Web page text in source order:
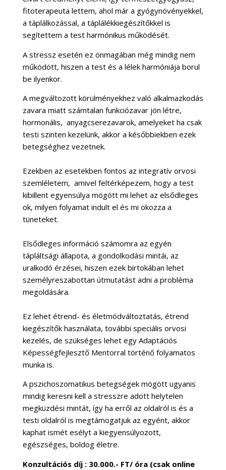
fitoterapeuta lettem, ahol már a gyógynövényekkel,
a táplálkozással, a táplálékkiegészítőkkel is
segítettem a test harmónikus működését.
A stressz esetén ez önmagában még mindig nem
működött, hiszen a test és a lélek harmóniája borul
be ilyenkor.
A megváltozott körülményekhez való alkalmazkodás
zavara miatt számtalan funkciózavar jön létre,
hormonális, anyagcserezavarok, amelyeket ha csak
testi szinten kezelünk, akkor a későbbiekben ezek
betegséghez vezetnek.
Ezekben az esetekben fontos az integratív orvosi
szemléletem, amivel feltérképezem, hogy a test
kibillent egyensúlya mögött mi lehet az elsődleges
ok, milyen folyamat indult el és mi okozza a
tüneteket.
Elsődleges információ számomra az egyén
tápláltsági állapota, a gondolkodási mintái, az
uralkodó érzései, hiszen ezek birtokában lehet
személyreszabottan útmutatást adni a probléma
megoldására.
Ez lehet étrend- és életmódváltoztatás, étrend
kiegészítők használata, további speciális orvosi
kezelés, de szükséges lehet egy Adaptációs
Képességfejlesztő Mentorral történő folyamatos
munka is.
A pszichoszomatikus betegségek mögött ugyanis
mindig keresni kell a stresszre adott helytelen
megküzdési mintát, így ha erről az oldalról is és a
testi oldalról is megtámogatjuk az egyént, akkor
kaphat ismét esélyt a kiegyensúlyozott,
egészséges, boldog életre.
Konzultációs díj : 30.000.- FT/ óra (csak online